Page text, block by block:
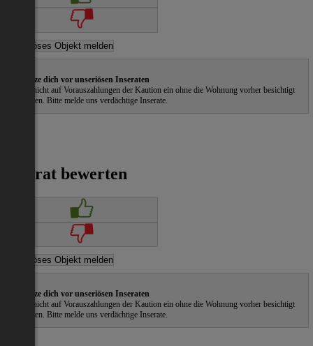
Schütze dich vor unseriösen Inseraten
Gehe nicht auf Vorauszahlungen der Kaution ein ohne die Wohnung vorher besichtigt
zu haben. Bitte melde uns verdächtige Inserate.
Inserat bewerten
Schütze dich vor unseriösen Inseraten
Gehe nicht auf Vorauszahlungen der Kaution ein ohne die Wohnung vorher besichtigt
zu haben. Bitte melde uns verdächtige Inserate.